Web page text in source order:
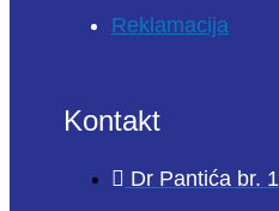
Reklamacija
Kontakt
Dr Pantića br.